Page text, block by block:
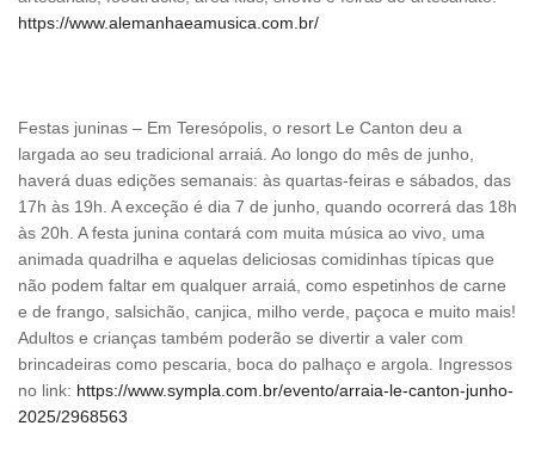
https://www.alemanhaeamusica.com.br/
Festas juninas – Em Teresópolis, o resort Le Canton deu a
largada ao seu tradicional arraiá. Ao longo do mês de junho,
haverá duas edições semanais: às quartas-feiras e sábados, das
17h às 19h. A exceção é dia 7 de junho, quando ocorrerá das 18h
às 20h. A festa junina contará com muita música ao vivo, uma
animada quadrilha e aquelas deliciosas comidinhas típicas que
não podem faltar em qualquer arraiá, como espetinhos de carne
e de frango, salsichão, canjica, milho verde, paçoca e muito mais!
Adultos e crianças também poderão se divertir a valer com
brincadeiras como pescaria, boca do palhaço e argola. Ingressos
no link: https://www.sympla.com.br/evento/arraia-le-canton-junho-
2025/2968563